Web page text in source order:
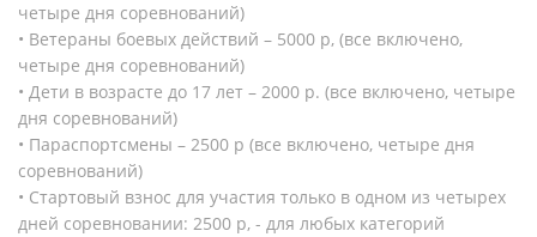
четыре дня соревнований)
• Ветераны боевых действий – 5000 р, (все включено,
четыре дня соревнований)
• Дети в возрасте до 17 лет – 2000 р. (все включено, четыре
дня соревнований)
• Параспортсмены – 2500 р (все включено, четыре дня
соревнований)
• Стартовый взнос для участия только в одном из четырех
дней соревновании: 2500 р, - для любых категорий